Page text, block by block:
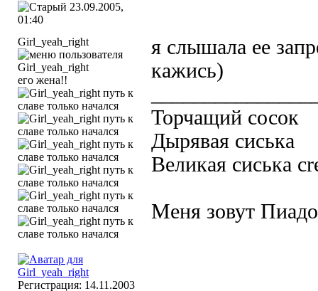
23.09.2005,
01:40
Girl_yeah_right
его жена!!
Регистрация: 14.11.2003
я слышала ее
кажись)
Торчащий сосок
Дырявая сиська
Великая сиська
Меня зовут